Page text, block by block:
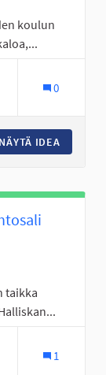
koulun
0
NÄYTÄ IDEA
taikka
1